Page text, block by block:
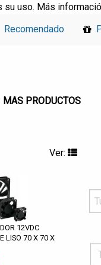
su uso. Más
Recomendado
MAS PRODUCTOS
Ver:
12VDC
LISO 70 X 70 X